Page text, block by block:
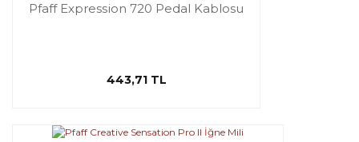
Pfaff Expression 720 Pedal Kablosu
443,71 TL